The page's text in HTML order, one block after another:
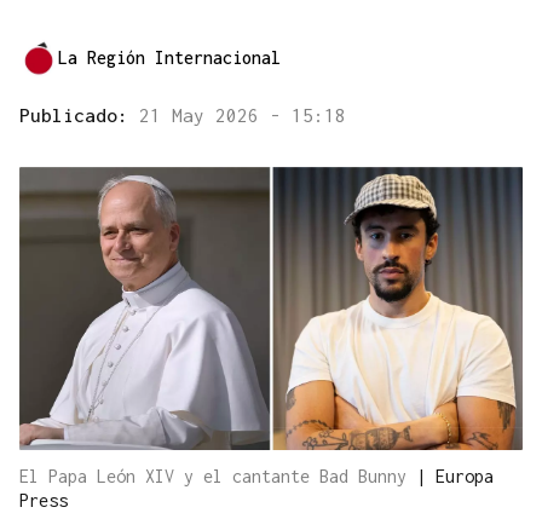
La Región Internacional
Publicado: 21 May 2026 - 15:18
El Papa León XIV y el cantante Bad Bunny | Europa
Press